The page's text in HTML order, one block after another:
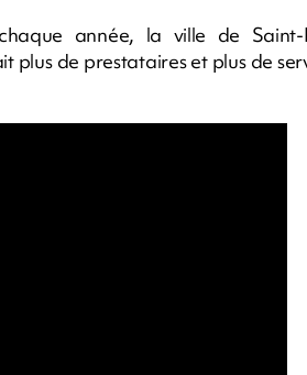
année, la ville de
plus de prestataires et plus de